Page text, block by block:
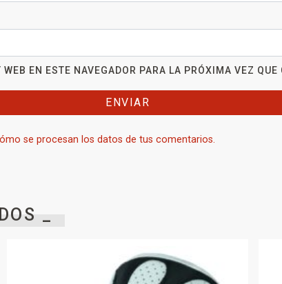
EN ESTE NAVEGADOR PARA LA PRÓXIMA VEZ QUE
se procesan los datos de tus comentarios.
_